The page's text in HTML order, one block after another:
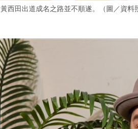
黃西田出道成名之路並不順遂。（圖／資料